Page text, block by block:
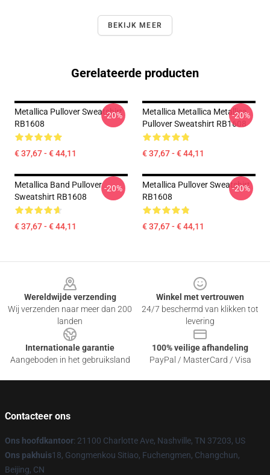
BEKIJK MEER
Gerelateerde producten
Metallica Pullover Sweatshirt
RB1608
€ 37,67 - € 44,11
-20%
Metallica Metallica Metallica
Pullover Sweatshirt RB1608
€ 37,67 - € 44,11
-20%
Metallica Band Pullover
Sweatshirt RB1608
€ 37,67 - € 44,11
-20%
Metallica Pullover Sweatshirt
RB1608
€ 37,67 - € 44,11
-20%
Wereldwijde verzending
Wij verzenden naar meer dan 200
landen
Winkel met vertrouwen
24/7 beschermd van klikken tot
levering
Internationale garantie
Aangeboden in het gebruiksland
100% veilige afhandeling
PayPal / MasterCard / Visa
Contacteer ons
Ons hoofdkantoor: 21100 Charlotte Ave, Nashville, TN 37203, US
Ons pakhuis18, Gongmenkou Sitiao, Fuchengmen, Changchun,
Beijing, CN